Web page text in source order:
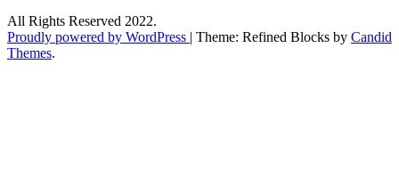
All Rights Reserved 2022.
Proudly powered by WordPress | Theme: Refined Blocks by Candid
Themes.